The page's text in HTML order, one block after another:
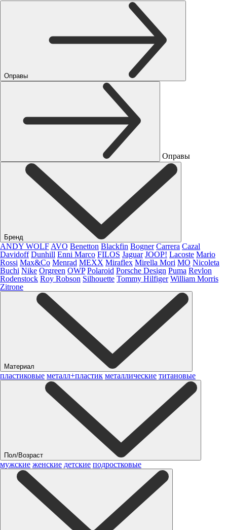
Оправы
Оправы
Бренд
ANDY WOLF AVO Benetton Blackfin Bogner Carrera Cazal
Davidoff Dunhill Enni Marco FILOS Jaguar JOOP! Lacoste Mario
Rossi Max&Co Menrad MEXX Miraflex Mirella Mori MO Nicoleta
Buchi Nike Orgreen OWP Polaroid Porsche Design Puma Revlon
Rodenstock Roy Robson Silhouette Tommy Hilfiger William Morris
Zitrone
Материал
пластиковые металл+пластик металлические титановые
Пол/Возраст
мужские женские детские подростковые